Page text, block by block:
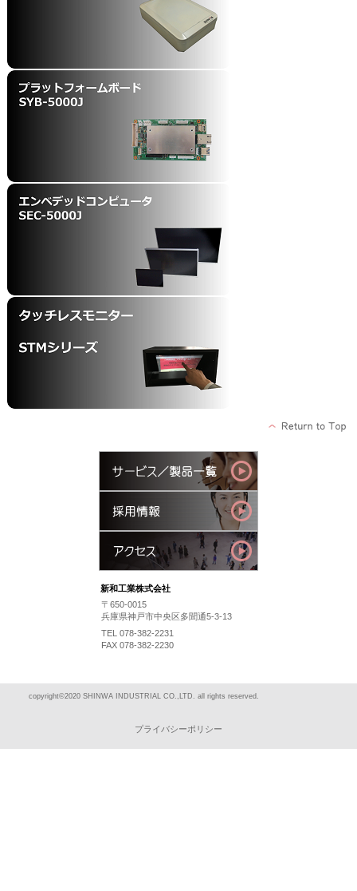
新和工業株式会社
〒650-0015
兵庫県神戸市中央区多聞通5-3-13
TEL 078-382-2231
FAX 078-382-2230
copyright©2020 SHINWA INDUSTRIAL CO.,LTD. all rights reserved.
プライバシーポリシー